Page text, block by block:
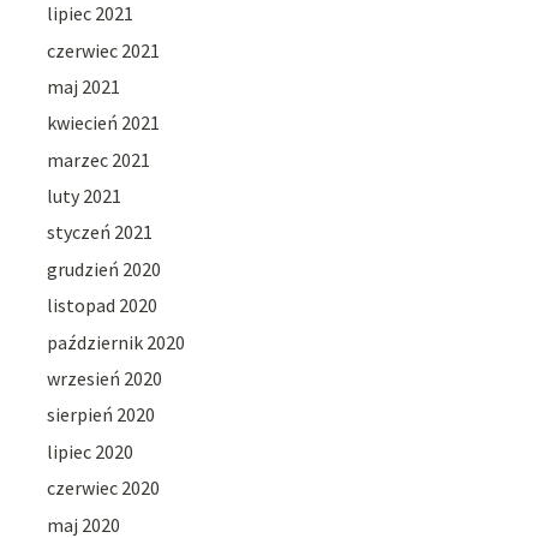
lipiec 2021
czerwiec 2021
maj 2021
kwiecień 2021
marzec 2021
luty 2021
styczeń 2021
grudzień 2020
listopad 2020
październik 2020
wrzesień 2020
sierpień 2020
lipiec 2020
czerwiec 2020
maj 2020